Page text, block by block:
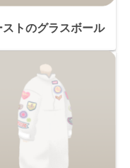
ストのグラスボール